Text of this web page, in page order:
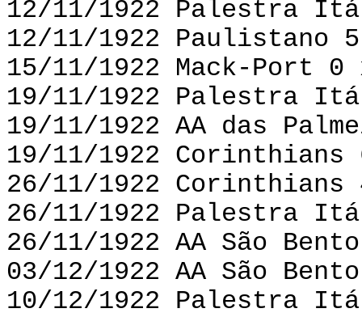
12/11/1922 Palestra
12/11/1922 Paulistano
15/11/1922 Mack-Port 0
19/11/1922 Palestra
19/11/1922 AA das
19/11/1922 Corinthians
26/11/1922
26/11/1922 Palestra
26/11/1922 AA São
03/12/1922 AA São
10/12/1922 Palestra